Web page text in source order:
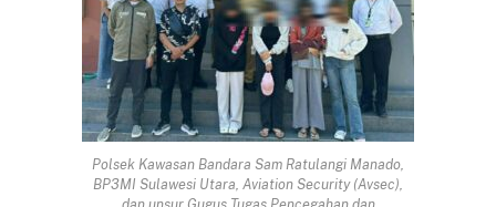
Polsek Kawasan Bandara Sam Ratulangi Manado,
BP3MI Sulawesi Utara, Aviation Security (Avsec),